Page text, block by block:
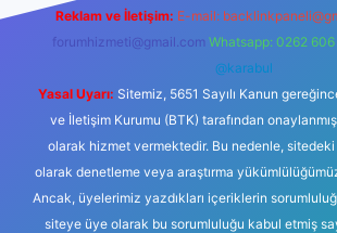
Reklam ve İletişim: E-mail:
forumhizmeti@gmail.com Whatsapp: 0262
@karabul
Yasal Uyarı: Sitemiz, 5651 Sayılı Kanun
ve İletişim Kurumu (BTK) tarafından onaylanmış
olarak hizmet vermektedir. Bu nedenle,
olarak denetleme veya araştırma
Ancak, üyelerimiz yazdıkları içeriklerin
siteye üye olarak bu sorumluluğu kabul etmiş